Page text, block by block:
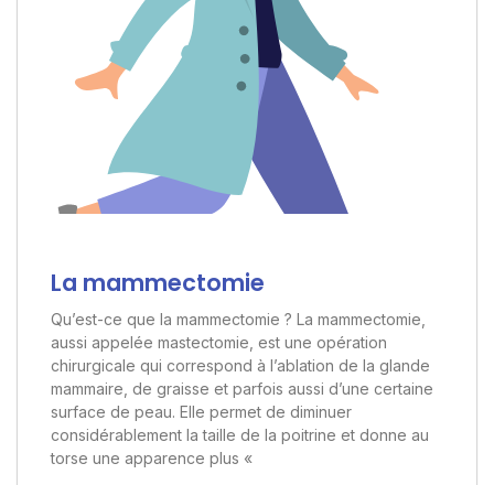
La mammectomie
Qu’est-ce que la mammectomie ? La mammectomie,
aussi appelée mastectomie, est une opération
chirurgicale qui correspond à l’ablation de la glande
mammaire, de graisse et parfois aussi d’une certaine
surface de peau. Elle permet de diminuer
considérablement la taille de la poitrine et donne au
torse une apparence plus «